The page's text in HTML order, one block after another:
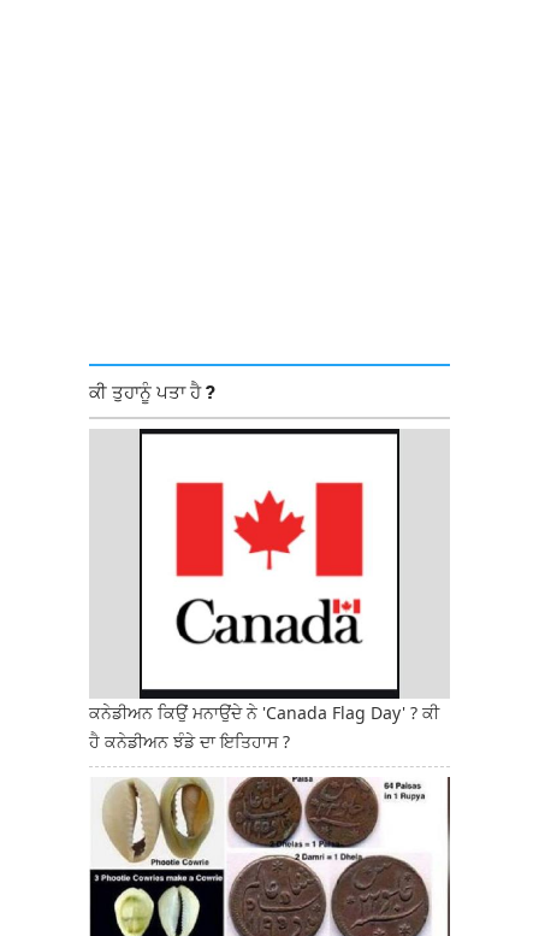
ਕੀ ਤੁਹਾਨੂੰ ਪਤਾ ਹੈ ?
ਕਨੇਡੀਅਨ ਕਿਉਂ ਮਨਾਉਂਦੇ ਨੇ 'Canada Flag Day' ? ਕੀ
ਹੈ ਕਨੇਡੀਅਨ ਝੰਡੇ ਦਾ ਇਤਿਹਾਸ ?